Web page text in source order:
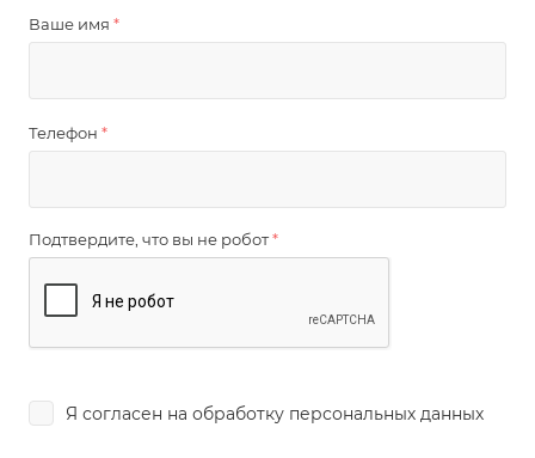
Ваше имя *
Телефон *
Подтвердите, что вы не робот*
Я согласен на обработку персональных данных